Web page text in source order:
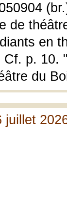
de
en
Cf. p. 10.
du
juillet